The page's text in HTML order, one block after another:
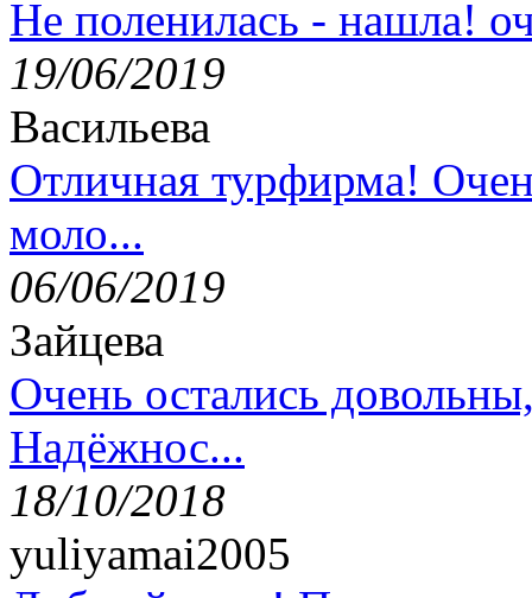
Не поленилась - нашла!
19/06/2019
Васильева
Отличная турфирма!
моло...
06/06/2019
Зайцева
Очень остались
Надёжнос...
18/10/2018
yuliyamai2005